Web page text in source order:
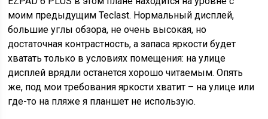
моим предыдущим Teclast. Нормальный дисплей,
большие углы обзора, не очень высокая, но
достаточная контрастность, а запаса яркости будет
хватать только в условиях помещения: на улице
дисплей врядли останется хорошо читаемым. Опять
же, под мои требования яркости хватит – на улице или
где-то на пляже я планшет не использую.